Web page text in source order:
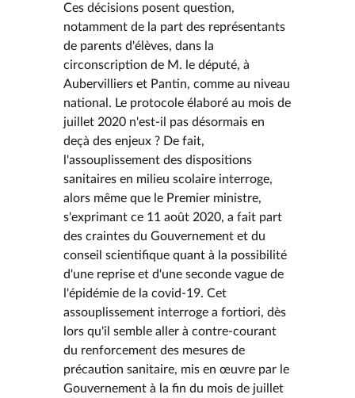
Ces décisions posent question,
notamment de la part des représentants
de parents d'élèves, dans la
circonscription de M. le député, à
Aubervilliers et Pantin, comme au niveau
national. Le protocole élaboré au mois de
juillet 2020 n'est-il pas désormais en
deçà des enjeux ? De fait,
l'assouplissement des dispositions
sanitaires en milieu scolaire interroge,
alors même que le Premier ministre,
s'exprimant ce 11 août 2020, a fait part
des craintes du Gouvernement et du
conseil scientifique quant à la possibilité
d'une reprise et d'une seconde vague de
l'épidémie de la covid-19. Cet
assouplissement interroge a fortiori, dès
lors qu'il semble aller à contre-courant
du renforcement des mesures de
précaution sanitaire, mis en œuvre par le
Gouvernement à la fin du mois de juillet